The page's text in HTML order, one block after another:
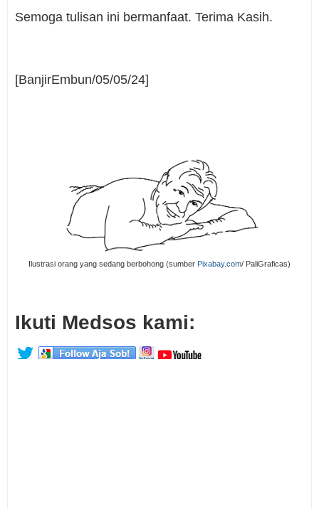
Semoga tulisan ini bermanfaat. Terima Kasih.
[BanjirEmbun/05/05/24]
Ilustrasi orang yang sedang berbohong (sumber Pixabay.com/ PaliGraficas)
Ikuti Medsos kami: